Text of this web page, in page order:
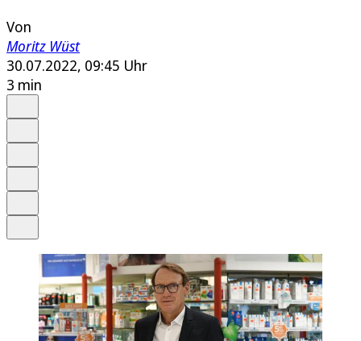
Von
Moritz Wüst
30.07.2022, 09:45 Uhr
3 min